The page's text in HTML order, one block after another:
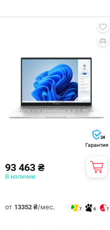
24
Гарантия
93 463 ₴
В наличии
от 13352 ₴/мес. 7 6 7